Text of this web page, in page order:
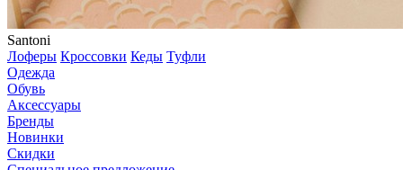
Santoni
Лоферы Кроссовки Кеды Туфли
Одежда
Обувь
Аксессуары
Бренды
Новинки
Скидки